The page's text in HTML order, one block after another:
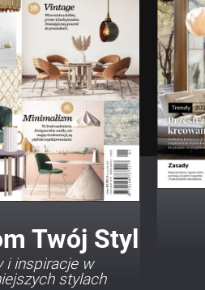
Twój Styl
i inspiracje w
stylach